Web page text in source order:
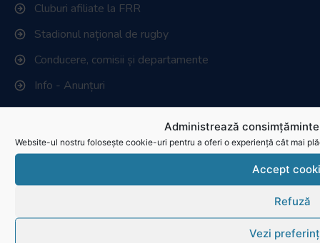
Administrează
Website-ul nostru folosește cookie-uri pentru a oferi o experiență cât mai
Accept
Refuză
Vezi
Cluburi afiliate la FRR
Stadionul național de rugby
Conducere, comisii și departamente
Info - Anunțuri
Download